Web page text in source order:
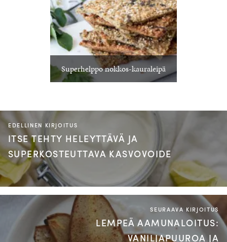
Superhelppo nokkos-kauraleipä
EDELLINEN KIRJOITUS
ITSE TEHTY HELEYTTÄVÄ JA
SUPERKOSTEUTTAVA KASVOVOIDE
SEURAAVA KIRJOITUS
LEMPEÄ AAMUNALOITUS:
VANILJAPUUROA JA